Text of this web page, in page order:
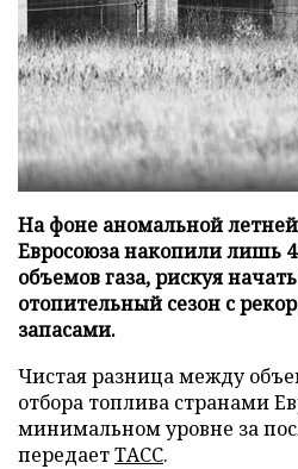
На фоне аномальной
Евросоюза накопили лишь
объемов газа, рискуя
отопительный сезон с
запасами.
Чистая разница между
отбора топлива странами
минимальном уровне за
передаетТАСС.